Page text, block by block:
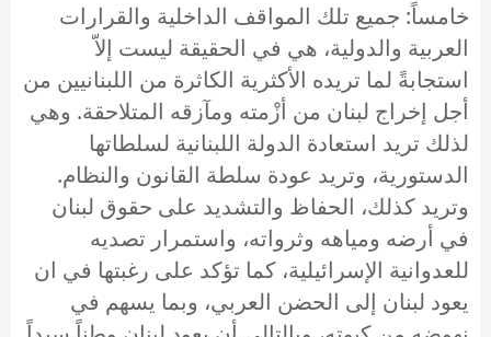
خامساً: جميع تلك المواقف الداخلية والقرارات
العربية والدولية، هي في الحقيقة ليست إلاّ
استجابةً لما تريده الأكثرية الكاثرة من اللبنانيين من
أجل إخراج لبنان من أزْمته ومآزقه المتلاحقة. وهي
لذلك تريد استعادة الدولة اللبنانية لسلطاتها
الدستورية، وتريد عودة سلطة القانون والنظام.
وتريد كذلك، الحفاظ والتشديد على حقوق لبنان
في أرضه ومياهه وثرواته، واستمرار تصديه
للعدوانية الإسرائيلية، كما تؤكد على رغبتها في ان
يعود لبنان إلى الحضن العربي، وبما يسهم في